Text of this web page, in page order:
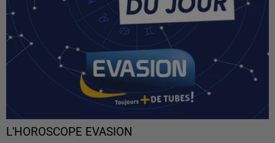
L'HOROSCOPE EVASION